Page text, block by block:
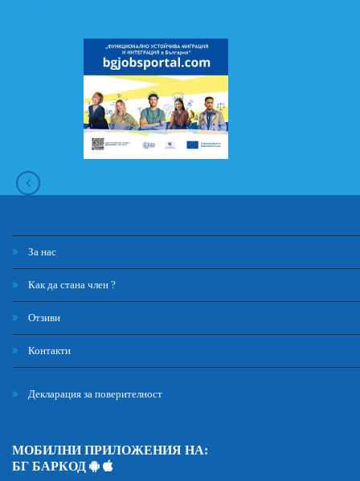
За нас
Как да стана член ?
Отзиви
Контакти
Декларация за поверителност
МОБИЛНИ ПРИЛОЖЕНИЯ НА:
БГ БАРКОД